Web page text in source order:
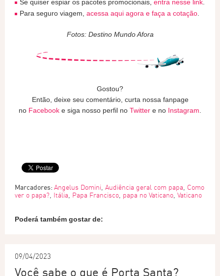
Se quiser espiar os pacotes promocionais, entra nesse link
Para seguro viagem, acessa aqui agora e faça a cotação
Fotos: Destino Mundo Afora
Gostou?
Então, deixe seu comentário, curta nossa fanpage
no Facebook e siga nosso perfil no Twitter e no Instagram
Marcadores: Angelus Domini, Audiência geral com papa, Como
ver o papa?, Itália, Papa Francisco, papa no Vaticano, Vaticano
Poderá também gostar de:
09/04/2023
Você sabe o que é Porta Santa?